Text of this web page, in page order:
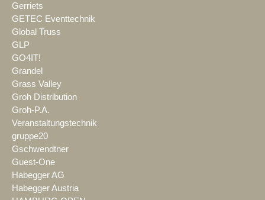
Gerriets
GETEC Eventtechnik
Global Truss
GLP
GO4IT!
Grandel
Grass Valley
Groh Distribution
Groh-P.A.
Veranstaltungstechnik
gruppe20
Gschwendtner
Guest-One
Habegger AG
Habegger Austria